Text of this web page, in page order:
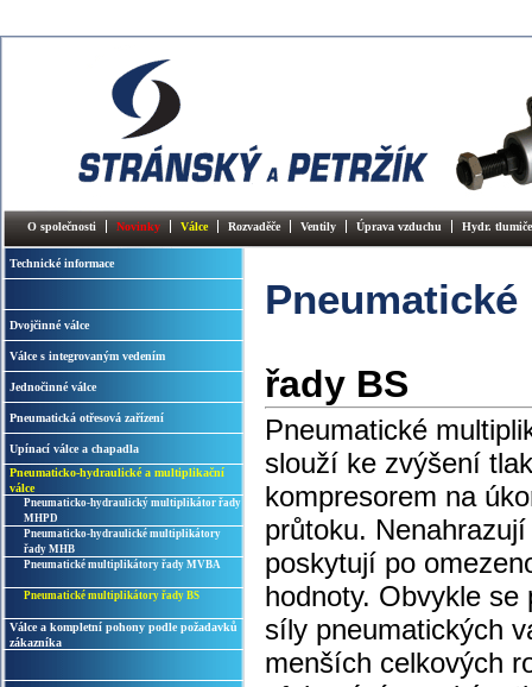
O společnosti Novinky Válce Rozvaděče Ventily Úprava vzduchu Hydr.
Technické informace
Dvojčinné válce
Válce s integrovaným vedením
Jednočinné válce
Pneumatická otřesová zařízení
Upínací válce a chapadla
Pneumaticko-hydraulické a multiplikační
válce
Pneumaticko-hydraulický multiplikátor řady
MHPD
Pneumaticko-hydraulické multiplikátory
řady MHB
Pneumatické multiplikátory řady MVBA
Pneumatické multiplikátory řady BS
Válce a kompletní pohony podle požadavků
zákazníka
řady BS
Pneumatické
slouží ke zvýšení
kompresorem na
průtoku.
poskytují po
hodnoty. Obvykle
síly pneumatických
menších celkových